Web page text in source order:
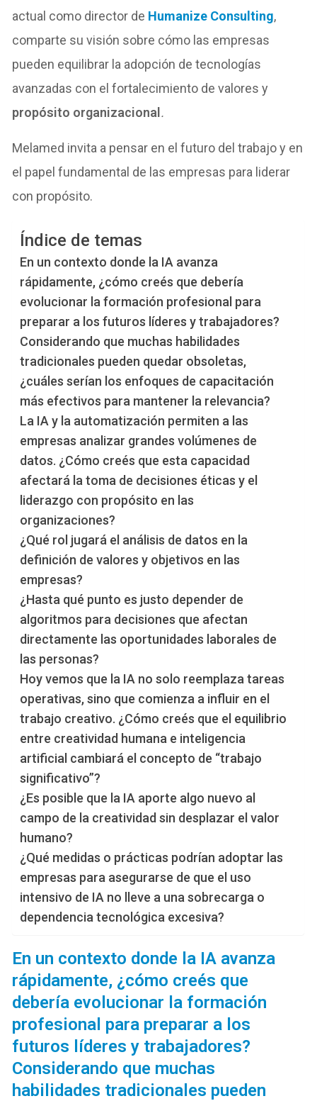
actual como director de Humanize Consulting,
comparte su visión sobre cómo las empresas
pueden equilibrar la adopción de tecnologías
avanzadas con el fortalecimiento de valores y
propósito organizacional.
Melamed invita a pensar en el futuro del trabajo y en
el papel fundamental de las empresas para liderar
con propósito.
Índice de temas
En un contexto donde la IA avanza
rápidamente, ¿cómo creés que debería
evolucionar la formación profesional para
preparar a los futuros líderes y trabajadores?
Considerando que muchas habilidades
tradicionales pueden quedar obsoletas,
¿cuáles serían los enfoques de capacitación
más efectivos para mantener la relevancia?
La IA y la automatización permiten a las
empresas analizar grandes volúmenes de
datos. ¿Cómo creés que esta capacidad
afectará la toma de decisiones éticas y el
liderazgo con propósito en las
organizaciones?
¿Qué rol jugará el análisis de datos en la
definición de valores y objetivos en las
empresas?
¿Hasta qué punto es justo depender de
algoritmos para decisiones que afectan
directamente las oportunidades laborales de
las personas?
Hoy vemos que la IA no solo reemplaza tareas
operativas, sino que comienza a influir en el
trabajo creativo. ¿Cómo creés que el equilibrio
entre creatividad humana e inteligencia
artificial cambiará el concepto de “trabajo
significativo”?
¿Es posible que la IA aporte algo nuevo al
campo de la creatividad sin desplazar el valor
humano?
¿Qué medidas o prácticas podrían adoptar las
empresas para asegurarse de que el uso
intensivo de IA no lleve a una sobrecarga o
dependencia tecnológica excesiva?
En un contexto donde la IA avanza
rápidamente, ¿cómo creés que
debería evolucionar la formación
profesional para preparar a los
futuros líderes y trabajadores?
Considerando que muchas
habilidades tradicionales pueden